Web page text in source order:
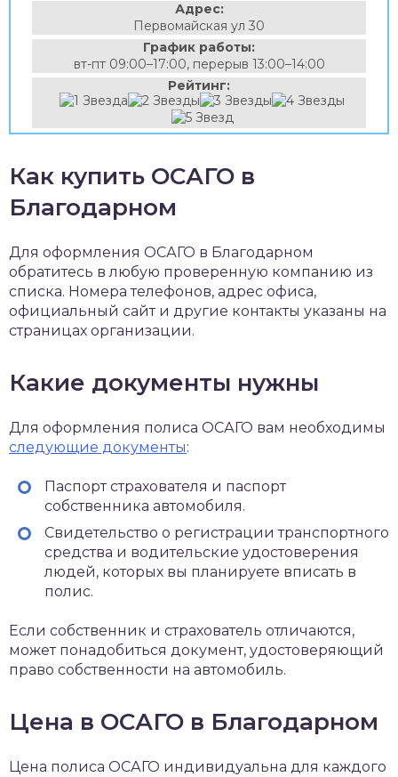
Адрес:
Первомайская ул 30
График работы:
вт-пт 09:00–17:00, перерыв 13:00–14:00
Рейтинг:
Как купить ОСАГО в
Благодарном
Для оформления ОСАГО в Благодарном
обратитесь в любую проверенную компанию из
списка. Номера телефонов, адрес офиса,
официальный сайт и другие контакты указаны на
страницах организации.
Какие документы нужны
Для оформления полиса ОСАГО вам необходимы
следующие документы:
Паспорт страхователя и паспорт
собственника автомобиля.
Свидетельство о регистрации транспортного
средства и водительские удостоверения
людей, которых вы планируете вписать в
полис.
Если собственник и страхователь отличаются,
может понадобиться документ, удостоверяющий
право собственности на автомобиль.
Цена в ОСАГО в Благодарном
Цена полиса ОСАГО индивидуальна для каждого